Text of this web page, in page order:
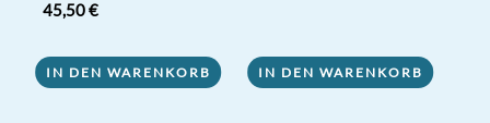
Bewertet mit
5.00
45,50€
IN DEN WARENKORB IN DEN WARENKORB